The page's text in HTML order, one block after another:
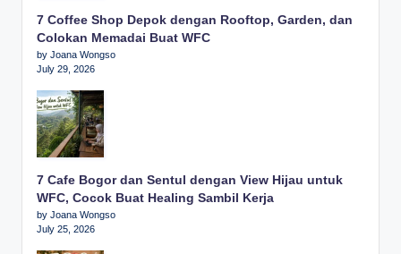
7 Coffee Shop Depok dengan Rooftop, Garden, dan
Colokan Memadai Buat WFC
by Joana Wongso
July 29, 2026
7 Cafe Bogor dan Sentul dengan View Hijau untuk
WFC, Cocok Buat Healing Sambil Kerja
by Joana Wongso
July 25, 2026